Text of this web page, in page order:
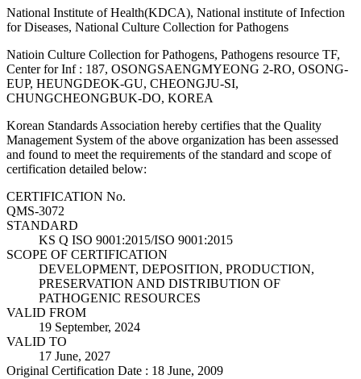
National Institute of Health(KDCA), National institute of Infection
for Diseases, National Culture Collection for Pathogens
Natioin Culture Collection for Pathogens, Pathogens resource TF,
Center for Inf : 187, OSONGSAENGMYEONG 2-RO, OSONG-
EUP, HEUNGDEOK-GU, CHEONGJU-SI,
CHUNGCHEONGBUK-DO, KOREA
Korean Standards Association hereby certifies that the Quality
Management System of the above organization has been assessed
and found to meet the requirements of the standard and scope of
certification detailed below:
CERTIFICATION No.
QMS-3072
STANDARD
KS Q ISO 9001:2015/ISO 9001:2015
SCOPE OF CERTIFICATION
DEVELOPMENT, DEPOSITION, PRODUCTION,
PRESERVATION AND DISTRIBUTION OF
PATHOGENIC RESOURCES
VALID FROM
19 September, 2024
VALID TO
17 June, 2027
Original Certification Date : 18 June, 2009